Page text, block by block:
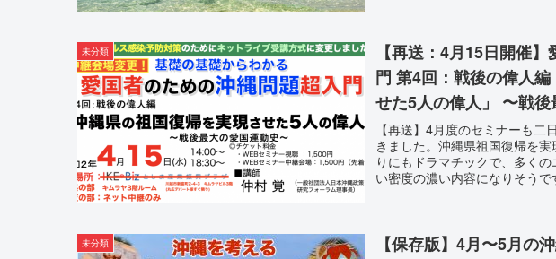
未分類
【再送：4月15日開催
門 第4回：戦後の偉人
せた5人の偉人」 〜戦
【再送】4月度のセミナーも
きました。沖縄県祖国復帰を
りにもドラマチックで、多く
い密度の濃い内容になりそう
未分類 【保存版】4月〜5月の